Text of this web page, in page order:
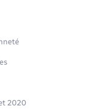
2020